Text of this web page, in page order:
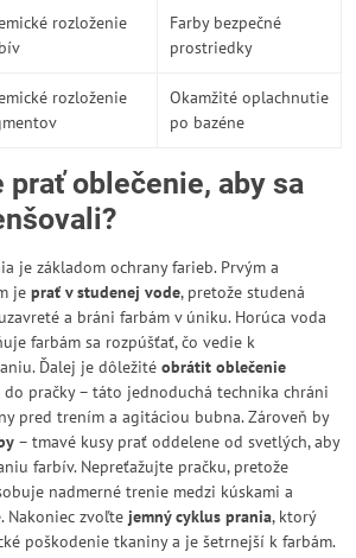
rozloženie
Farby bezpečné
prostriedky
rozloženie
Okamžité oplachnutie
po bazéne
prať oblečenie, aby sa
je základom ochrany farieb. Prvým a
je prať v studenej vode, pretože studená
a bráni farbám v úniku. Horúca voda
farbám sa rozpúšťať, čo vedie k
Ďalej je dôležité obrátit oblečenie
pračky – táto jednoduchá technika chráni
pred trením a agitáciou bubna. Zároveň by
– tmavé kusy prať oddelene od svetlých, aby
farbív. Nepreťažujte pračku, pretože
nadmerné trenie medzi kúskami a
Nakoniec zvoľte jemný cyklus prania, ktorý
poškodenie tkaniny a je šetrnejší k farbám.